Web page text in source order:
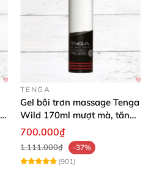
TENGA
Gel bôi trơn massage Tenga
Wild 170ml mượt mà, tăng
khoái cảm
700.000₫
1.111.000₫
-37%
(901)